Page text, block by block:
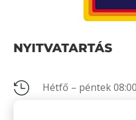
NYITVATARTÁS
 Hétfő – péntek